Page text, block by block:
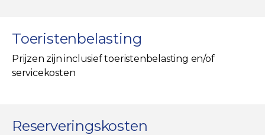
Toeristenbelasting
Prijzen zijn inclusief toeristenbelasting en/of
servicekosten
Reserveringskosten